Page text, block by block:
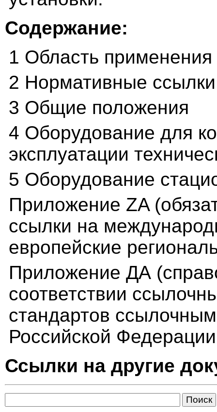
Содержание:
1 Область применения
2 Нормативные ссылки
3 Общие положения
4 Оборудование для
эксплуатации
5 Оборудование
Приложение ZA
ссылки на
европейские
Приложение ДА
соответствии
стандартов
Российской Федерации
Ссылки на другие